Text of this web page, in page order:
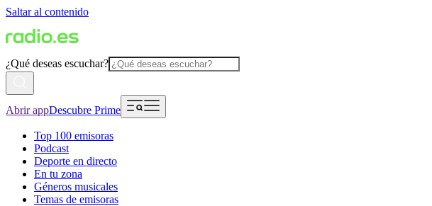
Saltar al contenido
¿Qué deseas escuchar?
Abrir appDescubre Prime
Top 100 emisoras
Podcast
Deporte en directo
En tu zona
Géneros musicales
Temas de emisoras